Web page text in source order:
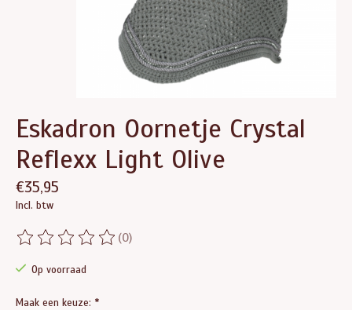
Eskadron Oornetje Crystal
Reflexx Light Olive
€35,95
Incl. btw
De beoordeling van dit product is
(0)
Op voorraad
Maak een keuze: *